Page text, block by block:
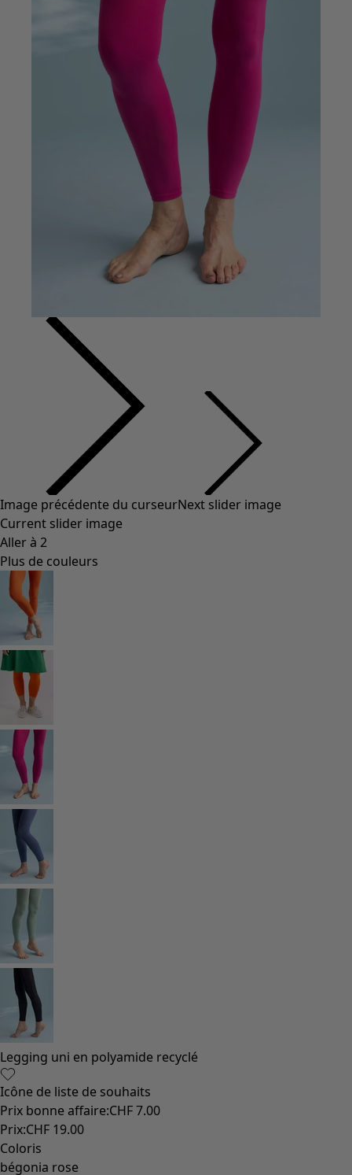
Image précédente du curseurNext slider image
Current slider image
Aller à 2
Plus de couleurs
Legging uni en polyamide recyclé
Icône de liste de souhaits
Prix bonne affaire:CHF 7.00
Prix:CHF 19.00
Coloris
bégonia rose